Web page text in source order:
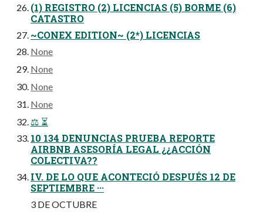
(1) REGISTRO (2) LICENCIAS (5) BORME (6)
CATASTRO
~CONEX EDITION~ (2*) LICENCIAS
None
None
None
None
⚖️ ⏳
10 134 DENUNCIAS PRUEBA REPORTE
AIRBNB ASESORÍA LEGAL ¿¿ACCIÓN
COLECTIVA??
IV. DE LO QUE ACONTECIÓ DESPUÉS 12 DE
SEPTIEMBRE ···
3 DE OCTUBRE